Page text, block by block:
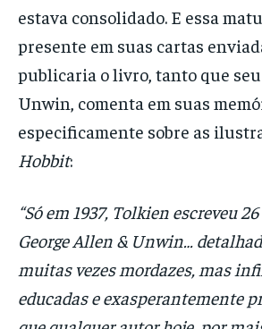
estava consolidado. E essa
presente em suas cartas
publicaria o livro, tanto que
Unwin, comenta em suas
especificamente sobre as
Hobbit:
“Só em 1937, Tolkien escreveu
George Allen & Unwin…
muitas vezes mordazes, mas
educadas e exasperantemente